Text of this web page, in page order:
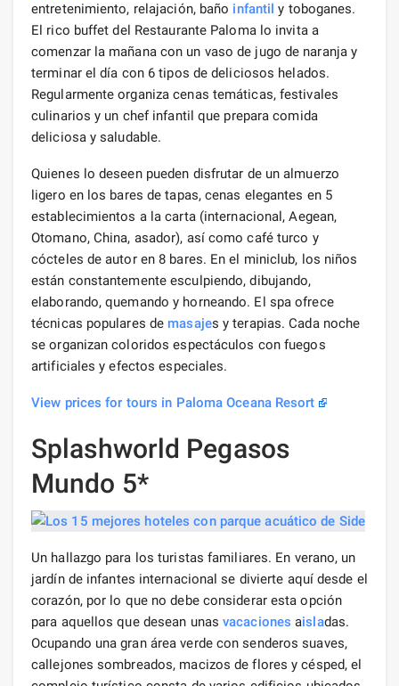
entretenimiento, relajación, baño infantil y toboganes.
El rico buffet del Restaurante Paloma lo invita a
comenzar la mañana con un vaso de jugo de naranja y
terminar el día con 6 tipos de deliciosos helados.
Regularmente organiza cenas temáticas, festivales
culinarios y un chef infantil que prepara comida
deliciosa y saludable.
Quienes lo deseen pueden disfrutar de un almuerzo
ligero en los bares de tapas, cenas elegantes en 5
establecimientos a la carta (internacional, Aegean,
Otomano, China, asador), así como café turco y
cócteles de autor en 8 bares. En el miniclub, los niños
están constantemente esculpiendo, dibujando,
elaborando, quemando y horneando. El spa ofrece
técnicas populares de masajes y terapias. Cada noche
se organizan coloridos espectáculos con fuegos
artificiales y efectos especiales.
View prices for tours in Paloma Oceana Resort
Splashworld Pegasos
Mundo 5*
Un hallazgo para los turistas familiares. En verano, un
jardín de infantes internacional se divierte aquí desde el
corazón, por lo que no debe considerar esta opción
para aquellos que desean unasvacaciones aisladas.
Ocupando una gran área verde con senderos suaves,
callejones sombreados, macizos de flores y césped, el